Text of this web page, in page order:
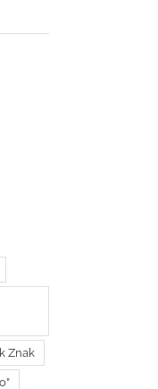
Znak